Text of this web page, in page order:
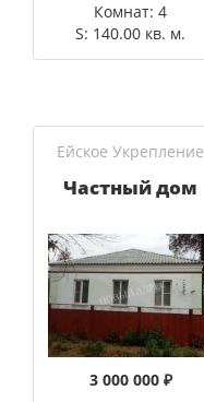
Комнат: 4
S: 140.00 кв. м.
Ейское Укрепление
Частный дом
3 000 000 ₽